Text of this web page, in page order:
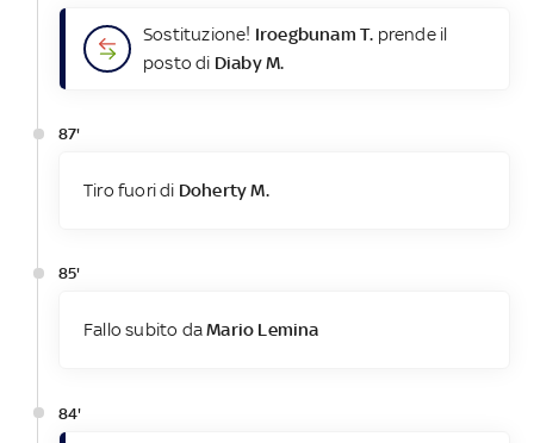
Sostituzione! Iroegbunam T. prende il
posto di Diaby M.
87'
Tiro fuori di Doherty M.
85'
Fallo subito daMario Lemina
84'